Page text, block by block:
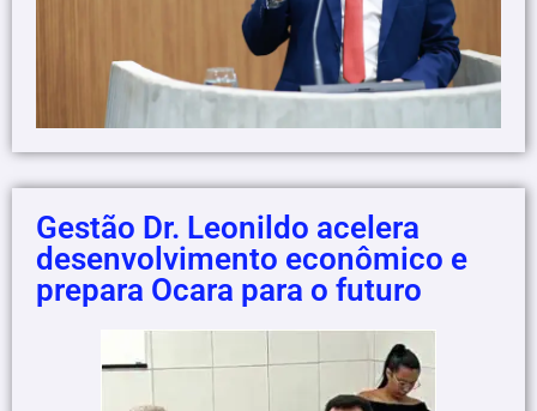
Gestão Dr. Leonildo acelera
desenvolvimento econômico e
prepara Ocara para o futuro